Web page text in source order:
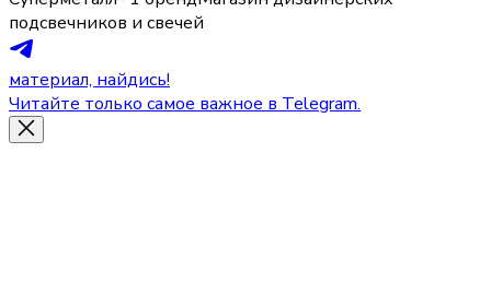
подсвечников и свечей
материал, найдись!
Читайте только самое важное в Telegram.